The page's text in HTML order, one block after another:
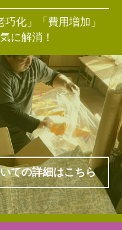
巧化」「費用増加」
に解消！
ての詳細はこちら